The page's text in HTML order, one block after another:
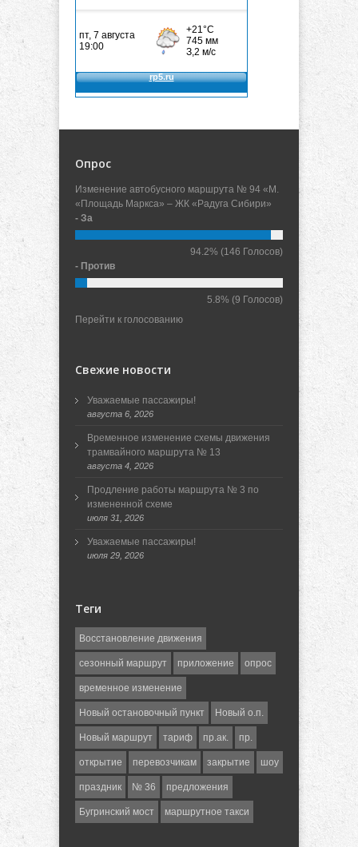
Опрос
Изменение автобусного маршрута № 94 «М.
«Площадь Маркса» – ЖК «Радуга Сибири»
- За
94.2% (146 Голосов)
- Против
5.8% (9 Голосов)
Перейти к голосованию
Свежие новости
Уважаемые пассажиры!
августа 6, 2026
Временное изменение схемы движения
трамвайного маршрута № 13
августа 4, 2026
Продление работы маршрута № 3 по
измененной схеме
июля 31, 2026
Уважаемые пассажиры!
июля 29, 2026
Теги
Восстановление движения
сезонный маршрут приложение опрос
временное изменение
Новый остановочный пункт Новый о.п.
Новый маршрут тариф пр.ак. пр.
открытие перевозчикам закрытие шоу
праздник № 36 предложения
Бугринский мост маршрутное такси